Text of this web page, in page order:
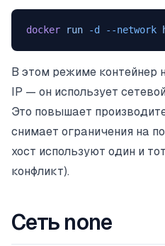
docker run -d --network
В этом режиме контейнер
IP — он использует
Это повышает
снимает ограничения на
хост используют один и
конфликт).
Сеть none